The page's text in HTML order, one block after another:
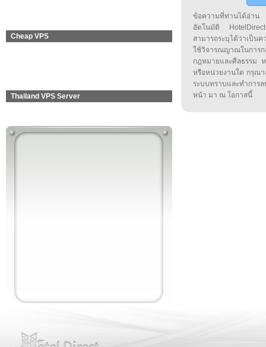
Cheap VPS
Thailand VPS Server
ข้อความที่ท่านได้อ่าน
อัตโนมัติ
สามารถระบุได้ว่าเป็น
ใช้วิจารณญาณในกา
กฎหมายและศีลธรรม
หรือหน่วยงานใด กรุณา
ระบบทราบและทำกา
หน้า มา ณ โอกาสนี้